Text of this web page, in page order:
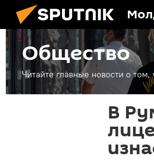
Общество
Читайте главные новости о
В